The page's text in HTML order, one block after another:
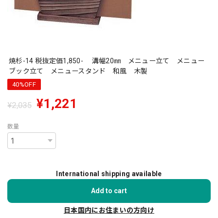
焼杉-14 税抜定価1,850- 溝幅20㎜ メニュー立て メニュー
ブック立て メニュースタンド 和風 木製
40%OFF
¥2,035 ¥1,221
数量
International shipping available
Add to cart
日本国内にお住まいの方向け